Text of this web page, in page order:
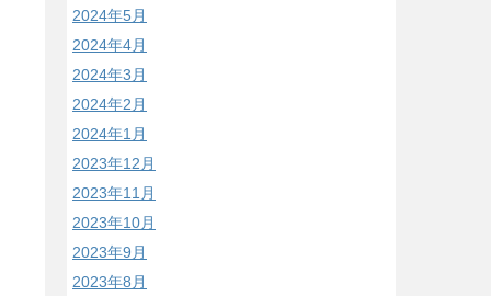
2024年5月
2024年4月
2024年3月
2024年2月
2024年1月
2023年12月
2023年11月
2023年10月
2023年9月
2023年8月